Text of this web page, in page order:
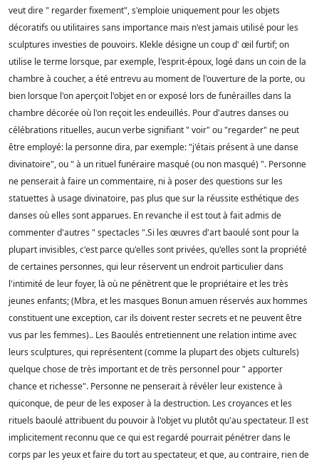
veut dire " regarder fixement", s'emploie uniquement pour les objets
décoratifs ou utilitaires sans importance mais n'est jamais utilisé pour les
sculptures investies de pouvoirs. Klekle désigne un coup d' œil furtif; on
utilise le terme lorsque, par exemple, l'esprit-époux, logé dans un coin de la
chambre à coucher, a été entrevu au moment de l'ouverture de la porte, ou
bien lorsque l'on aperçoit l'objet en or exposé lors de funérailles dans la
chambre décorée où l'on reçoit les endeuillés. Pour d'autres danses ou
célébrations rituelles, aucun verbe signifiant " voir" ou "regarder" ne peut
être employé: la personne dira, par exemple: "j'étais présent à une danse
divinatoire", ou " à un rituel funéraire masqué (ou non masqué) ". Personne
ne penserait à faire un commentaire, ni à poser des questions sur les
statuettes à usage divinatoire, pas plus que sur la réussite esthétique des
danses où elles sont apparues. En revanche il est tout à fait admis de
commenter d'autres " spectacles ".Si les œuvres d'art baoulé sont pour la
plupart invisibles, c'est parce qu'elles sont privées, qu'elles sont la propriété
de certaines personnes, qui leur réservent un endroit particulier dans
l'intimité de leur foyer, là où ne pénètrent que le propriétaire et les très
jeunes enfants; (Mbra, et les masques Bonun amuen réservés aux hommes
constituent une exception, car ils doivent rester secrets et ne peuvent être
vus par les femmes).. Les Baoulés entretiennent une relation intime avec
leurs sculptures, qui représentent (comme la plupart des objets culturels)
quelque chose de très important et de très personnel pour " apporter
chance et richesse". Personne ne penserait à révéler leur existence à
quiconque, de peur de les exposer à la destruction. Les croyances et les
rituels baoulé attribuent du pouvoir à l'objet vu plutôt qu'au spectateur. Il est
implicitement reconnu que ce qui est regardé pourrait pénétrer dans le
corps par les yeux et faire du tort au spectateur, et que, au contraire, rien de